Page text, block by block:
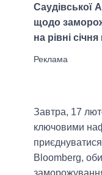
Саудівської
щодо
на рівні
Завтра, 17
ключовими
Bloomberg,